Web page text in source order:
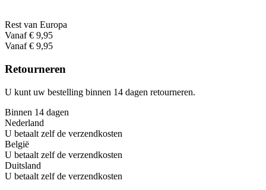
Rest van Europa
Vanaf € 9,95
Vanaf € 9,95
Retourneren
U kunt uw bestelling binnen 14 dagen retourneren.
Binnen 14 dagen
Nederland
U betaalt zelf de verzendkosten
België
U betaalt zelf de verzendkosten
Duitsland
U betaalt zelf de verzendkosten